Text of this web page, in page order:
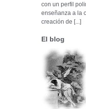
con un perfil
enseñanza a la
creación de [...]
El blog